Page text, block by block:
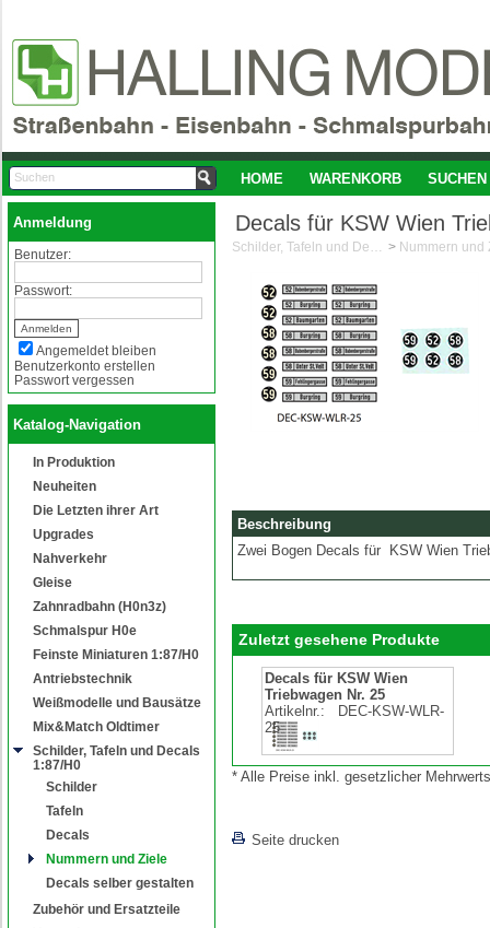
HOME WARENKORB SUCHEN
Anmeldung
Benutzer:
Passwort:
Angemeldet bleiben
Benutzerkonto erstellen
Passwort vergessen
Katalog-Navigation
In Produktion
Neuheiten
Die Letzten ihrer Art
Upgrades
Nahverkehr
Gleise
Zahnradbahn (H0n3z)
Schmalspur H0e
Feinste Miniaturen 1:87/H0
Antriebstechnik
Weißmodelle und Bausätze
Mix&Match Oldtimer
Schilder, Tafeln und Decals
1:87/H0
Schilder
Tafeln
Decals
Nummern und Ziele
Decals selber gestalten
Zubehör und Ersatzteile
Decals für KSW Wien
Schilder, Tafeln und Decals 1:87/H0 > Nummern und
Beschreibung
Zwei Bogen Decals für KSW Wien
Zuletzt gesehene Produkte
Decals für KSW Wien
Triebwagen Nr. 25
Artikelnr.:
DEC-KSW-WLR-
25
* Alle Preise inkl. gesetzlicher
Seite drucken